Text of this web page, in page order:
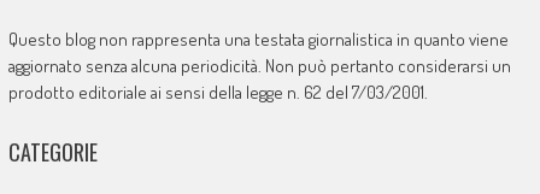
Questo blog non rappresenta una testata giornalistica in quanto viene
aggiornato senza alcuna periodicità. Non può pertanto considerarsi un
prodotto editoriale ai sensi della legge n. 62 del 7/03/2001.
CATEGORIE